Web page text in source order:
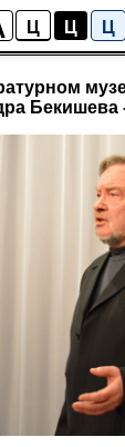
Ц Ц Ц
СМИ о нас